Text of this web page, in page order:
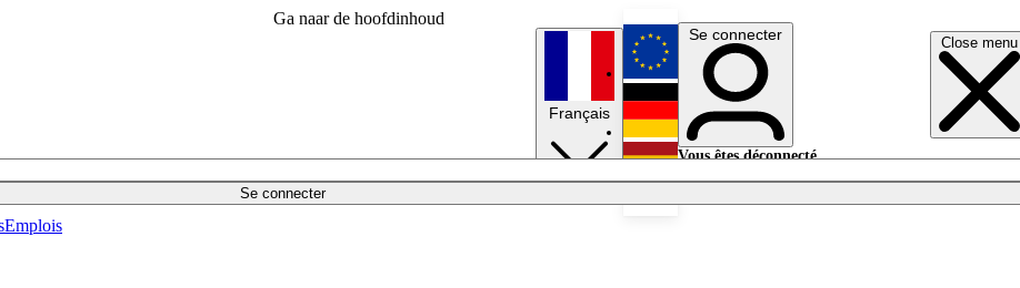
Ga naar de hoofdinhoud
Close menu
Se connecter
Emplois
Français
English
Deutsch
Se connecter
Vous êtes déconnecté.